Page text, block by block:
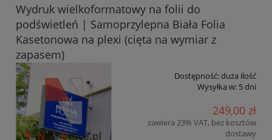
Wydruk wielkoformatowy na folii do
podświetleń | Samoprzylepna Biała Folia
Kasetonowa na plexi (cięta na wymiar z
zapasem)
Dostępność:duża ilość
Wysyłka w: 5 dni
249,00 zł
zawiera 23% VAT, bez kosztów
dostawy